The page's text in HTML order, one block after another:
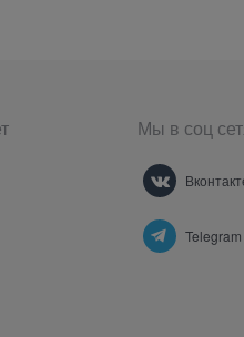
Мы в соц
Telegram